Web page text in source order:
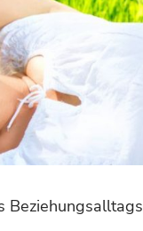
Beziehungsalltags